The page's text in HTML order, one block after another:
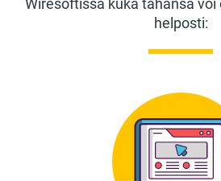
Wiresoftissa kuka tahansa
helposti: